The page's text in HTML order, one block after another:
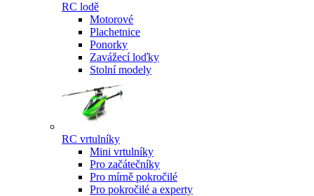
RC lodě
Motorové
Plachetnice
Ponorky
Zavážecí loďky
Stolní modely
RC vrtulníky
Mini vrtulníky
Pro začátečníky
Pro mírně pokročilé
Pro pokročilé a experty